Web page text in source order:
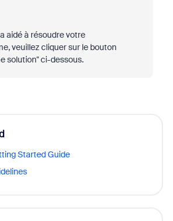
aidé à résoudre votre
veuillez cliquer sur le bouton
solution" ci-dessous.
Started Guide